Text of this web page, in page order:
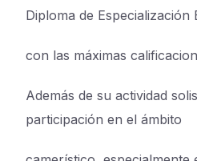
Diploma de Especialización
con las máximas
Además de su actividad
participación en el ámbito